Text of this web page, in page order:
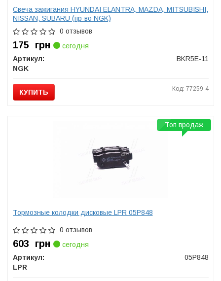
Свеча зажигания HYUNDAI ELANTRA, MAZDA, MITSUBISHI,
NISSAN, SUBARU (пр-во NGK)
0 отзывов
175 грн
сегодня
Артикул:
BKR5E-11
NGK
КУПИТЬ Код: 77259-4
Тормозные колодки дисковые LPR 05P848
0 отзывов
603 грн
сегодня
Артикул:
05P848
LPR
Топ продаж